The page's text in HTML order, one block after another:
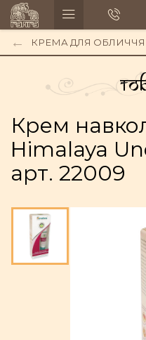
КРЕМА ДЛЯ ОБЛИЧЧЯ
Крем
Himalaya
арт. 22009